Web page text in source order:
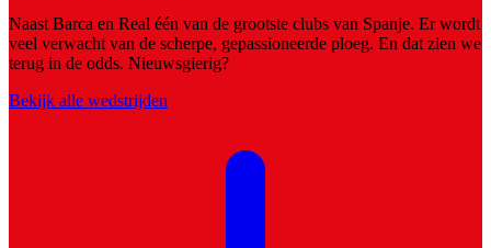
Naast Barca en Real één van de grootste clubs van Spanje. Er wordt
veel verwacht van de scherpe, gepassioneerde ploeg. En dat zien we
terug in de odds. Nieuwsgierig?
Bekijk alle wedstrijden